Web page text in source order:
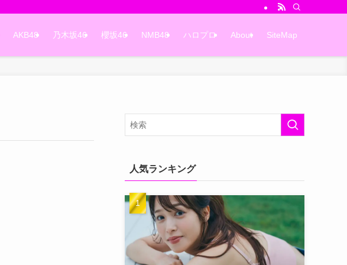
AKB48 乃木坂46 櫻坂46 NMB48 ハロプロ About SiteMap
人気ランキング